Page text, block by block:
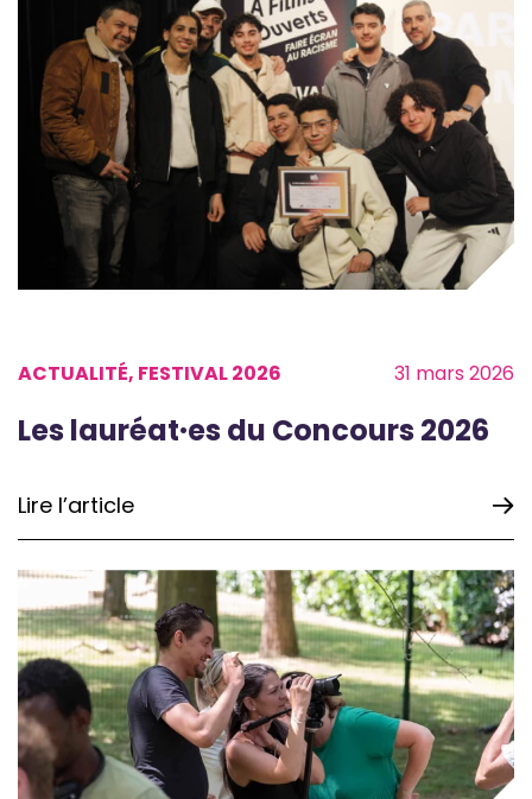
ACTUALITÉ, FESTIVAL 2026 31 mars 2026
Les lauréat·es du Concours 2026
Lire l’article